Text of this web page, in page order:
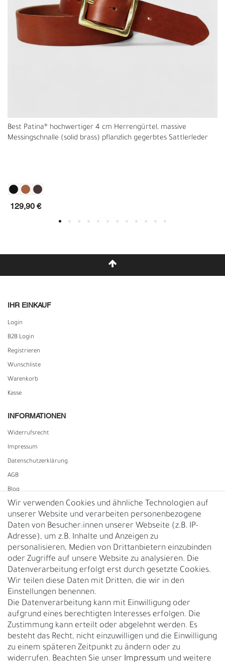
Best Patina® hochwertiger 4 cm Herrengürtel, massive
Messingschnalle (solid brass) pflanzlich gegerbtes Sattlerleder
129,90 €
IHR EINKAUF
Login
B2B Login
Registrieren
Wunschliste
Warenkorb
Kasse
INFORMATIONEN
Widerrufs­recht
Impressum
Daten­schutz­erklärung
AGB
Blog
Vertrag widerrufen
UNTERNEHMEN
Nachhaltigkeit
Kontakt
Über uns
Rückgabe
Gürtelgröße messen
Garantie
GESCHÄFTSKUNDEN & HÄNDLER
Wir verwenden Cookies und ähnliche Technologien auf
unserer Website und verarbeiten personenbezogene
Daten von Besucher:innen unserer Webseite (z.B. IP-
Adresse), um z.B. Inhalte und Anzeigen zu
personalisieren, Medien von Drittanbietern einzubinden
oder Zugriffe auf unsere Website zu analysieren. Die
Datenverarbeitung erfolgt erst durch gesetzte Cookies.
Wir teilen diese Daten mit Dritten, die wir in den
Einstellungen benennen.
Die Datenverarbeitung kann mit Einwilligung oder
aufgrund eines berechtigten Interesses erfolgen. Die
Zustimmung kann erteilt oder abgelehnt werden. Es
besteht das Recht, nicht einzuwilligen und die Einwilligung
zu einem späteren Zeitpunkt zu ändern oder zu
widerrufen. Beachten Sie unser Impressum und weitere